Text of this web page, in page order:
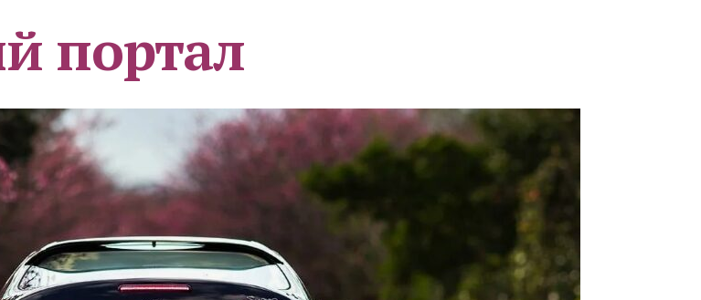
портал